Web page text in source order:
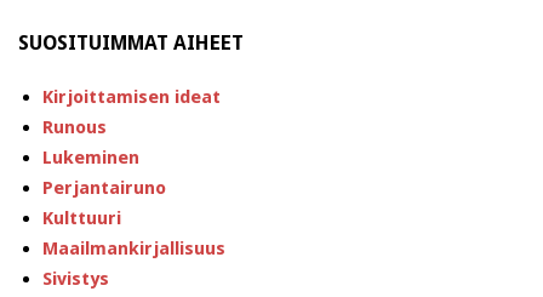
SUOSITUIMMAT AIHEET
Kirjoittamisen ideat
Runous
Lukeminen
Perjantairuno
Kulttuuri
Maailmankirjallisuus
Sivistys